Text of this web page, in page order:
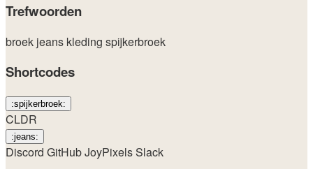
Trefwoorden
broek jeans kleding spijkerbroek
Shortcodes
:spijkerbroek:
CLDR
:jeans:
Discord GitHubJoyPixelsSlack